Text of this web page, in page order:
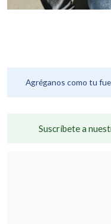
Agréganos como tu
Suscríbete a